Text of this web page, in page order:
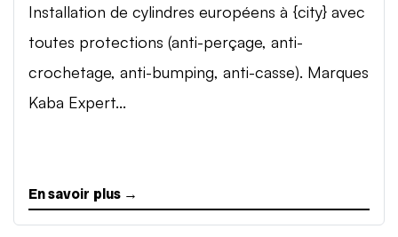
Installation de cylindres européens à {city} avec
toutes protections (anti-perçage, anti-
crochetage, anti-bumping, anti-casse). Marques
Kaba Expert...
En savoir plus →